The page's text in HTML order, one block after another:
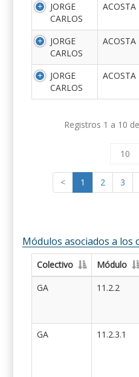
JORGE
CARLOS
ACOSTA
JORGE
CARLOS
ACOSTA
JORGE
CARLOS
ACOSTA
Registros 1 a 10 de
< 1 2 3
Módulos asociados a los
Colectivo Módulo
GA
11.2.2
GA
11.2.3.1